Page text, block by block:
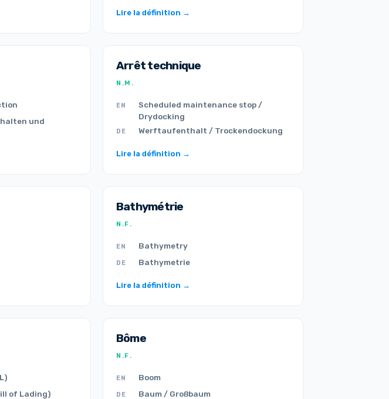
Lire la définition →
und
Arrêt technique
N.M.
EN
Scheduled maintenance stop /
Drydocking
DE Werftaufenthalt / Trockendockung
Lire la définition →
Bathymétrie
N.F.
EN Bathymetry
DE Bathymetrie
Lire la définition →
of Lading)
Bôme
N.F.
EN Boom
DE Baum / Großbaum